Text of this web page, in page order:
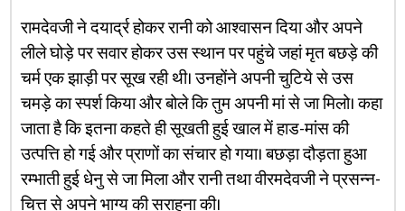
रामदेवजी ने दयार्द्र होकर रानी को आश्वासन दिया और अपने
लीले घोड़े पर सवार होकर उस स्थान पर पहुंचे जहां मृत बछड़े की
चर्म एक झाड़ी पर सूख रही थी। उनहोंने अपनी चुटिये से उस
चमड़े का स्पर्श किया और बोले कि तुम अपनी मां से जा मिलो। कहा
जाता है कि इतना कहते ही सूखती हुई खाल में हाड-मांस की
उत्पत्ति हो गई और प्राणों का संचार हो गया। बछड़ा दौड़ता हुआ
रम्भाती हुई धेनु से जा मिला और रानी तथा वीरमदेवजी ने प्रसन्न-
चित्त से अपने भाग्य की सराहना की।